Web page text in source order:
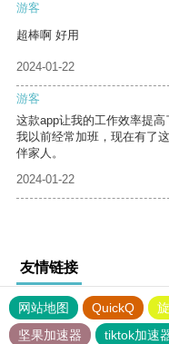
游客
超棒啊 好用
2024-01-22
游客
这款app让我的工作效率提高
我以前经常加班，现在有了
伴家人。
2024-01-22
友情链接
网站地图 QuickQ
坚果加速器
tiktok加速